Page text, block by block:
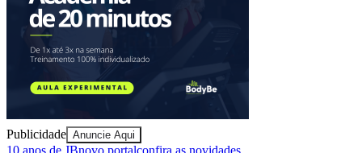
Publicidade Anuncie Aqui
10 anos de JBnovo portalconfira as novidades